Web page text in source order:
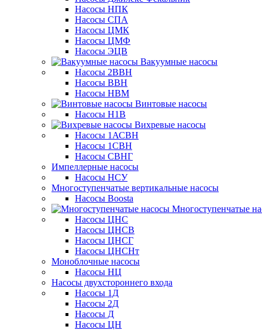
Насосы НПК
Насосы СПА
Насосы ЦМК
Насосы ЦМФ
Насосы ЭЦВ
Вакуумные насосы
Насосы 2ВВН
Насосы ВВН
Насосы НВМ
Винтовые насосы
Насосы Н1В
Вихревые насосы
Насосы 1АСВН
Насосы 1СВН
Насосы СВНГ
Импеллерные насосы
Насосы НСУ
Многоступенчатые вертикальные насосы
Насосы Boosta
Многоступенчатые
Насосы ЦНС
Насосы ЦНСВ
Насосы ЦНСГ
Насосы ЦНСНт
Моноблочные насосы
Насосы НЦ
Насосы двухстороннего входа
Насосы 1Д
Насосы 2Д
Насосы Д
Насосы ЦН